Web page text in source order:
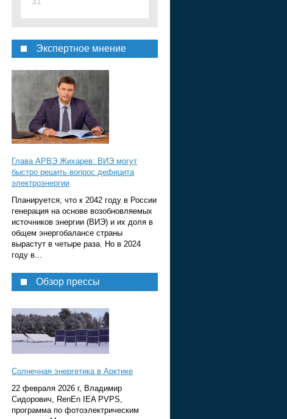
Экспертное мнение
Глава АРВЭ Жихарев: ВИЭ могут
быстро решить вопрос дефицита
электроэнергии
Планируется, что к 2042 году в России
генерация на основе возобновляемых
источников энергии (ВИЭ) и их доля в
общем энергобалансе страны
вырастут в четыре раза. Но в 2024
году в...
Обзор прессы
Солнечная энергетика в Арктике
22 февраля 2026 г, Владимир
Сидорович, RenEn IEA PVPS,
программа по фотоэлектрическим